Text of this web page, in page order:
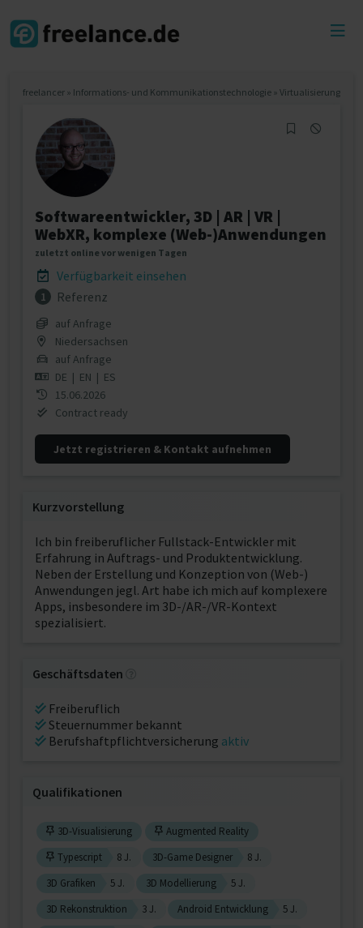
freelancer » Informations- und Kommunikationstechnologie » Virtualisierung
Softwareentwickler, 3D | AR | VR |
WebXR, komplexe (Web-)Anwendungen
zuletzt online vor wenigen Tagen
Verfügbarkeit einsehen
1 Referenz
auf Anfrage
Niedersachsen
auf Anfrage
DE | EN | ES
15.06.2026
Contract ready
Jetzt registrieren & Kontakt aufnehmen
Kurzvorstellung
Ich bin freiberuflicher Fullstack-Entwickler mit
Erfahrung in Auftrags- und Produktentwicklung.
Neben der Erstellung und Konzeption von (Web-)
Anwendungen jegl. Art habe ich mich auf komplexere
Apps, insbesondere im 3D-/AR-/VR-Kontext
spezialisiert.
Geschäftsdaten
Freiberuflich
Steuernummer bekannt
Berufshaftpflichtversicherung aktiv
Qualifikationen
3D-Visualisierung
Augmented Reality
Typescript
8 J. 3D-Game Designer
8 J.
3D Grafiken
5 J. 3D Modellierung
5 J.
3D Rekonstruktion
3 J. Android Entwicklung
5 J.